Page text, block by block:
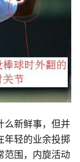
么新鲜事，但并
年轻的业余投掷
范围，内旋活动